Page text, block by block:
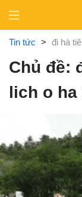
content
Tin tức > đi hà
Chủ đề:
lich o ha